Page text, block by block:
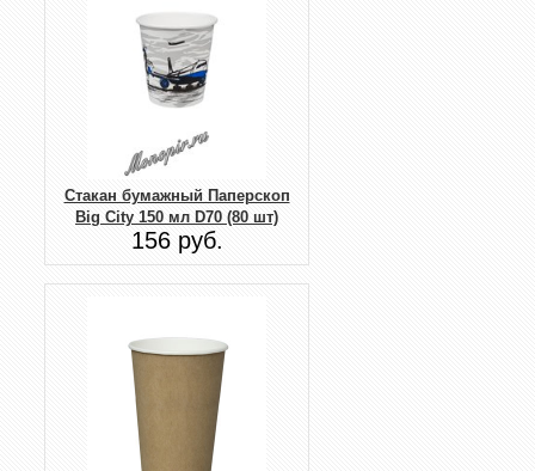
Стакан бумажный Паперскоп
Big City 150 мл D70 (80 шт)
156 руб.